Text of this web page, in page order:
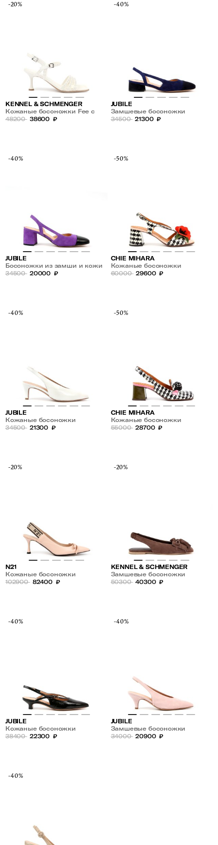
-20%
KENNEL & SCHMENGER
Кожаные босоножки Fee с
жемчугом
48200 38600 ₽
-40%
JUBILE
Замшевые босоножки
34500 21300 ₽
-40%
JUBILE
Босоножки из замши и кожи
34500 20000 ₽
-50%
CHIE MIHARA
Кожаные босоножки
60000 29600 ₽
-40%
JUBILE
Кожаные босоножки
34500 21300 ₽
-50%
CHIE MIHARA
Кожаные босоножки
55000 28700 ₽
-20%
N21
Кожаные босоножки
102900 82400 ₽
-20%
KENNEL & SCHMENGER
Замшевые босоножки
50300 40300 ₽
-40%
JUBILE
Кожаные босоножки
38400 22300 ₽
-40%
JUBILE
Замшевые босоножки
34000 20900 ₽
-40%